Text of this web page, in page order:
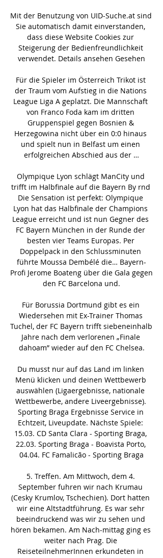
Mit der Benutzung von UID-Suche.at sind
Sie automatisch damit einverstanden,
dass diese Website Cookies zur
Steigerung der Bedienfreundlichkeit
verwendet. Details ansehen Gesehen
Für die Spieler im Österreich Trikot ist
der Traum vom Aufstieg in die Nations
League Liga A geplatzt. Die Mannschaft
von Franco Foda kam im dritten
Gruppenspiel gegen Bosnien &
Herzegowina nicht über ein 0:0 hinaus
und spielt nun in Belfast um einen
erfolgreichen Abschied aus der …
Olympique Lyon schlägt ManCity und
trifft im Halbfinale auf die Bayern By rnd
Die Sensation ist perfekt: Olympique
Lyon hat das Halbfinale der Champions
League erreicht und ist nun Gegner des
FC Bayern München in der Runde der
besten vier Teams Europas. Per
Doppelpack in den Schlussminuten
führte Moussa Dembélé die… Bayern-
Profi Jerome Boateng über die Gala gegen
den FC Barcelona und.
Für Borussia Dortmund gibt es ein
Wiedersehen mit Ex-Trainer Thomas
Tuchel, der FC Bayern trifft siebeneinhalb
Jahre nach dem verlorenen „Finale
dahoam” wieder auf den FC Chelsea.
Du musst nur auf das Land im linken
Menü klicken und deinen Wettbewerb
auswählen (Ligaergebnisse, nationale
Wettbewerbe, andere Liveergebnisse).
Sporting Braga Ergebnisse Service in
Echtzeit, Liveupdate. Nächste Spiele:
15.03. CD Santa Clara - Sporting Braga,
22.03. Sporting Braga - Boavista Porto,
04.04. FC Famalicão - Sporting Braga
5. Treffen. Am Mittwoch, dem 4.
September fuhren wir nach Krumau
(Cesky Krumlov, Tschechien). Dort hatten
wir eine Altstadtführung. Es war sehr
beeindruckend was wir zu sehen und
hören bekamen. Am Nach-mittag ging es
weiter nach Prag. Die
ReiseteilnehmerInnen erkundeten in